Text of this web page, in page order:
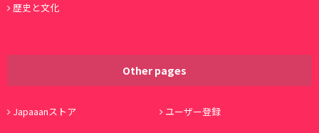
歴史と文化
Other pages
Japaaanストア
ユーザー登録